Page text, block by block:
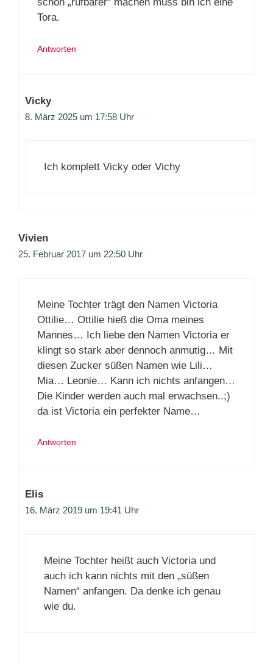
Tora.
Antworten
Vicky
8. März 2025 um 17:58 Uhr
Ich komplett Vicky oder Vichy
Vivien
25. Februar 2017 um 22:50 Uhr
Meine Tochter trägt den Namen Victoria
Ottilie… Ottilie hieß die Oma meines
Mannes… Ich liebe den Namen Victoria er
klingt so stark aber dennoch anmutig… Mit
diesen Zucker süßen Namen wie Lili…
Mia… Leonie… Kann ich nichts anfangen…
Die Kinder werden auch mal erwachsen..;)
da ist Victoria ein perfekter Name…
Antworten
Elis
16. März 2019 um 19:41 Uhr
Meine Tochter heißt auch Victoria und
auch ich kann nichts mit den „süßen
Namen“ anfangen. Da denke ich genau
wie du.